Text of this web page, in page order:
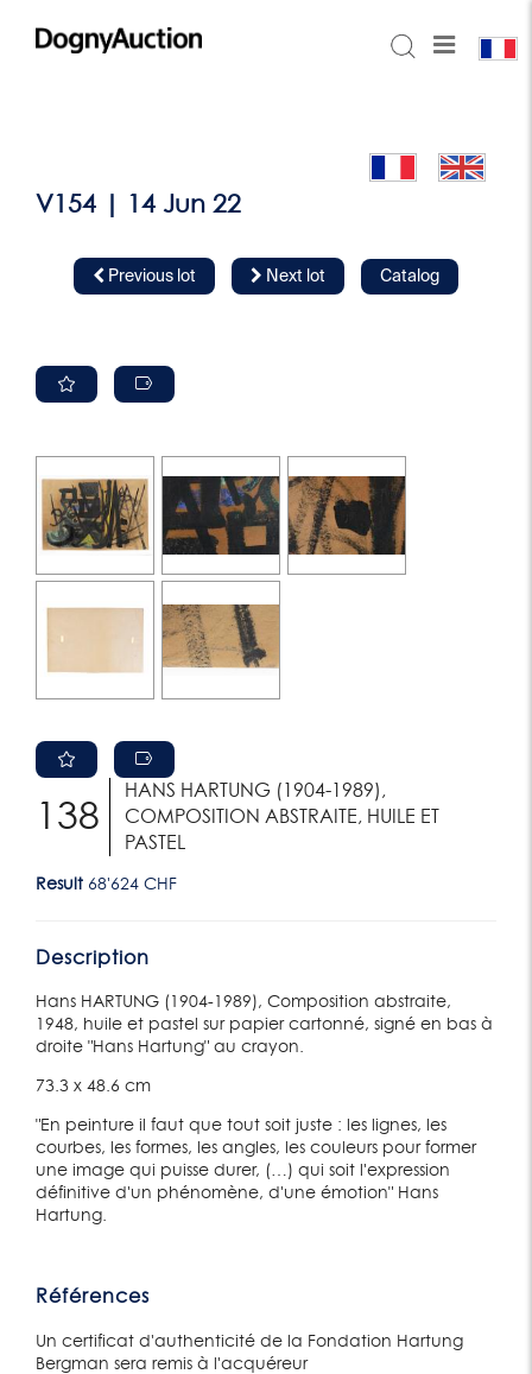
V154 | 14 Jun 22
Previous lot Next lot Catalog
138
HANS HARTUNG (1904-1989),
COMPOSITION ABSTRAITE, HUILE ET
PASTEL
Result 68'624 CHF
Description
Hans HARTUNG (1904-1989), Composition abstraite,
1948, huile et pastel sur papier cartonné, signé en bas à
droite "Hans Hartung" au crayon.
73.3 x 48.6 cm
"En peinture il faut que tout soit juste : les lignes, les
courbes, les formes, les angles, les couleurs pour former
une image qui puisse durer, (…) qui soit l'expression
définitive d'un phénomène, d'une émotion" Hans
Hartung.
Références
Un certificat d'authenticité de la Fondation Hartung
Bergman sera remis à l'acquéreur